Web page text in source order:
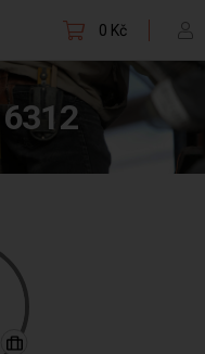
0 Kč